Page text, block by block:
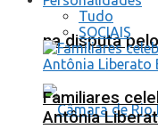
na disputa
Tudo
SOCIAIS
Familiares
Antônia